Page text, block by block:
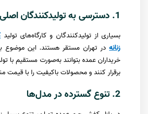
1. دسترسی به تولیدکنندگان اصلی
بسیاری از تولیدکنندگان و کارگاه‌های تولید
زنانه در تهران مستقر هستند. این
خریداران عمده بتوانند به‌صورت مستقیم با
برقرار کنند و محصولات باکیفیت را با قیمت
2. تنوع گسترده در مدل‌ها